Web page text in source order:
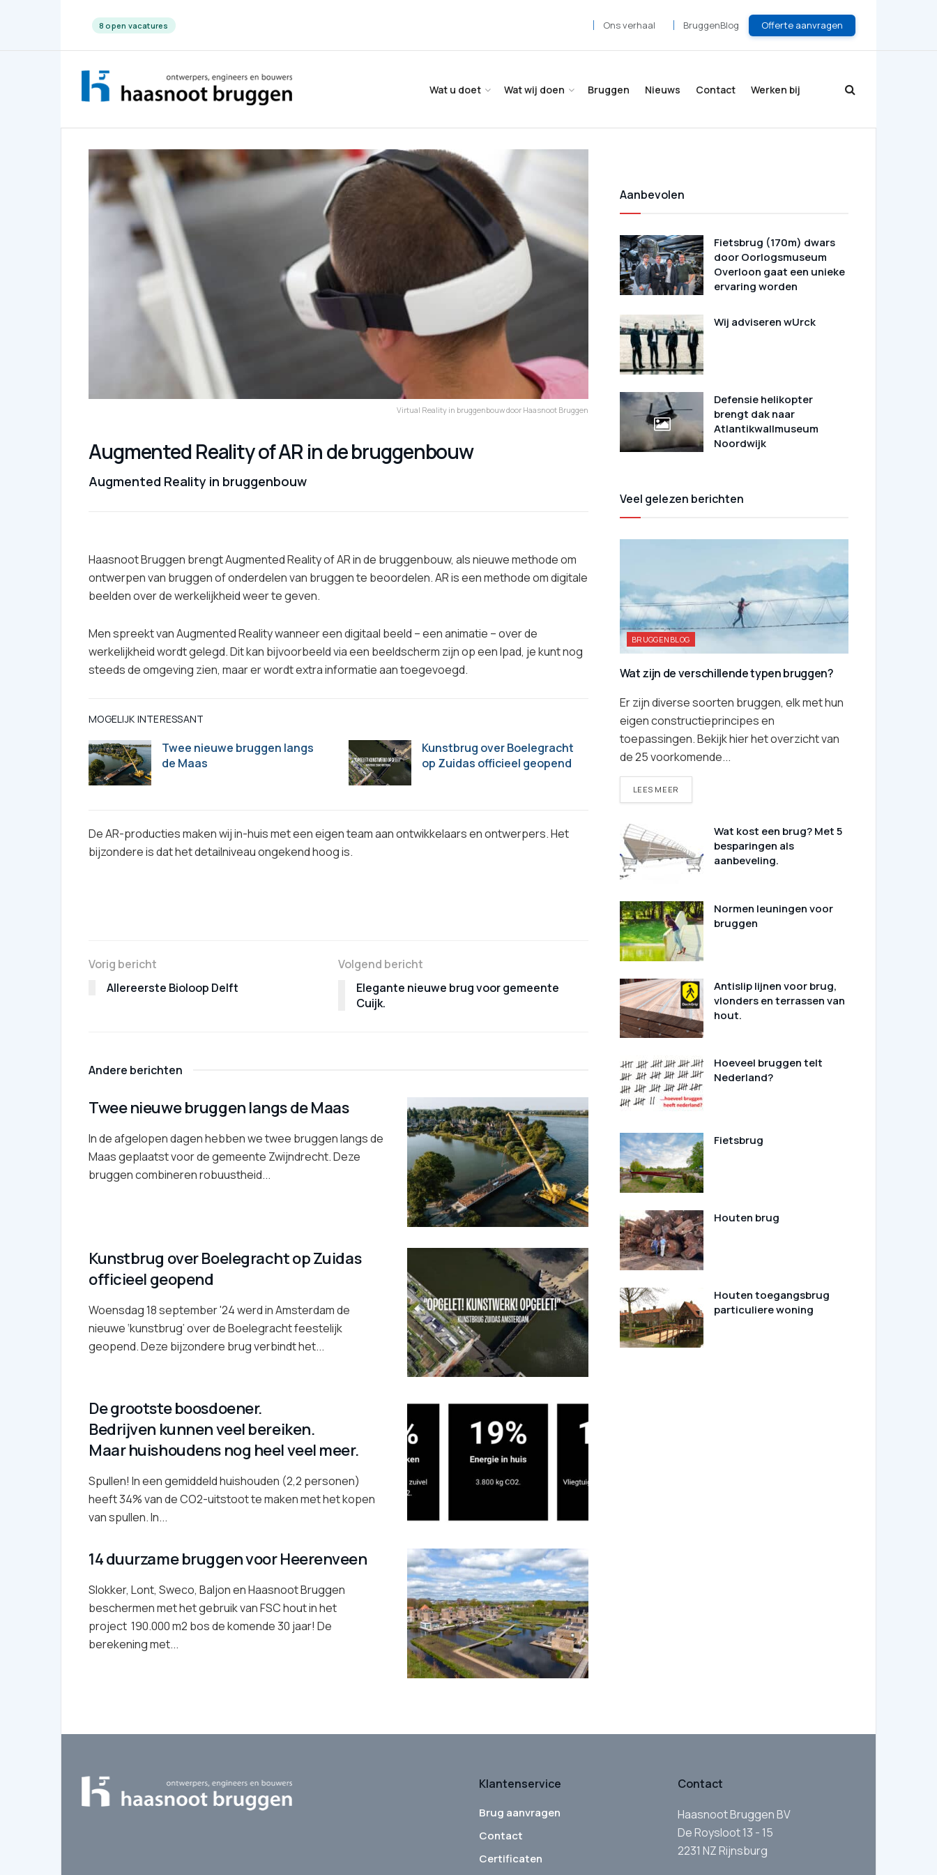
8 open vacatures Offerte aanvragen
Ons verhaal BruggenBlog
Wat u doet Wat wij doen Bruggen Nieuws Contact Werken bij
Virtual Reality in bruggenbouw door Haasnoot Bruggen
Augmented Reality of AR in de bruggenbouw
Augmented Reality in bruggenbouw
Haasnoot Bruggen brengt Augmented Reality of AR in de bruggenbouw, als nieuwe methode om
ontwerpen van bruggen of onderdelen van bruggen te beoordelen. AR is een methode om digitale
beelden over de werkelijkheid weer te geven.
Men spreekt van Augmented Reality wanneer een digitaal beeld – een animatie – over de
werkelijkheid wordt gelegd. Dit kan bijvoorbeeld via een beeldscherm zijn op een Ipad, je kunt nog
steeds de omgeving zien, maar er wordt extra informatie aan toegevoegd.
MOGELIJK INTERESSANT
Twee nieuwe bruggen langs
de Maas
Kunstbrug over Boelegracht
op Zuidas officieel geopend
De AR-producties maken wij in-huis met een eigen team aan ontwikkelaars en ontwerpers. Het
bijzondere is dat het detailniveau ongekend hoog is.
Vorig bericht
Allereerste Bioloop Delft
Volgend bericht
Elegante nieuwe brug voor gemeente
Cuijk.
Andere berichten
Twee nieuwe bruggen langs de Maas
In de afgelopen dagen hebben we twee bruggen langs de
Maas geplaatst voor de gemeente Zwijndrecht. Deze
bruggen combineren robuustheid...
Kunstbrug over Boelegracht op Zuidas
officieel geopend
Woensdag 18 september '24 werd in Amsterdam de
nieuwe ‘kunstbrug’ over de Boelegracht feestelijk
geopend. Deze bijzondere brug verbindt het...
De grootste boosdoener.
Bedrijven kunnen veel bereiken.
Maar huishoudens nog heel veel meer.
Spullen! In een gemiddeld huishouden (2,2 personen)
heeft 34% van de CO2-uitstoot te maken met het kopen
van spullen. In...
14 duurzame bruggen voor Heerenveen
Slokker, Lont, Sweco, Baljon en Haasnoot Bruggen
beschermen met het gebruik van FSC hout in het
project 190.000 m2 bos de komende 30 jaar! De
berekening met...
Aanbevolen
Fietsbrug (170m) dwars
door Oorlogsmuseum
Overloon gaat een unieke
ervaring worden
Wij adviseren wUrck
Defensie helikopter
brengt dak naar
Atlantikwallmuseum
Noordwijk
Veel gelezen berichten
BRUGGENBLOG
Wat zijn de verschillende typen bruggen?
Er zijn diverse soorten bruggen, elk met hun
eigen constructieprincipes en
toepassingen. Bekijk hier het overzicht van
de 25 voorkomende...
LEES MEER
Wat kost een brug? Met 5
besparingen als
aanbeveling.
Normen leuningen voor
bruggen
Antislip lijnen voor brug,
vlonders en terrassen van
hout.
Hoeveel bruggen telt
Nederland?
Fietsbrug
Houten brug
Houten toegangsbrug
particuliere woning
Klantenservice
Brug aanvragen
Contact
Certificaten
Contact
Haasnoot Bruggen BV
De Roysloot 13 - 15
2231 NZ Rijnsburg